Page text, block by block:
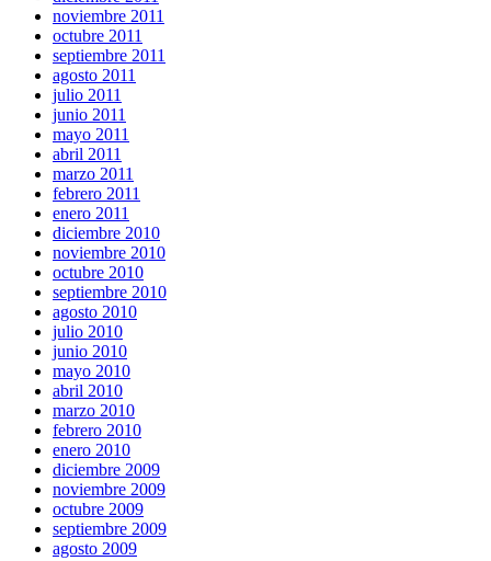
noviembre 2011
octubre 2011
septiembre 2011
agosto 2011
julio 2011
junio 2011
mayo 2011
abril 2011
marzo 2011
febrero 2011
enero 2011
diciembre 2010
noviembre 2010
octubre 2010
septiembre 2010
agosto 2010
julio 2010
junio 2010
mayo 2010
abril 2010
marzo 2010
febrero 2010
enero 2010
diciembre 2009
noviembre 2009
octubre 2009
septiembre 2009
agosto 2009